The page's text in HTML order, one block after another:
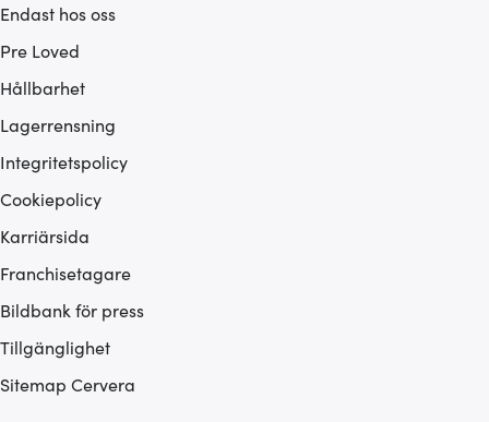
Endast hos oss
Pre Loved
Hållbarhet
Lagerrensning
Integritetspolicy
Cookiepolicy
Karriärsida
Franchisetagare
Bildbank för press
Tillgänglighet
Sitemap Cervera